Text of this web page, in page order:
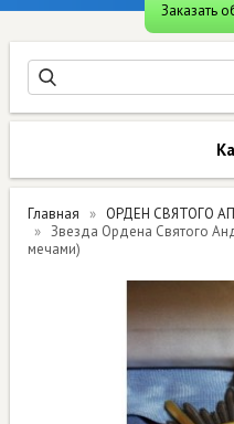
Заказать
Главная
ОРДЕН СВЯТОГО
Звезда Ордена Святого
мечами)